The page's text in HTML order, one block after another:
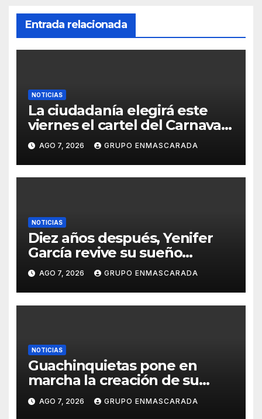
Entrada relacionada
NOTICIAS
La ciudadanía elegirá este
viernes el cartel del Carnaval
de Las Palmas de Gran
Canaria 2027 en una gala
retransmitida por Televisión
AGO 7, 2026 GRUPO ENMASCARADA
NOTICIAS
Diez años después, Yenifer
García revive su sueño
carnavalero en el vídeo de
presentación de San Juan de
la Rambla para el Grand Prix
AGO 7, 2026 GRUPO ENMASCARADA
NOTICIAS
Guachinquietas pone en
marcha la creación de su
repertorio para el Carnaval
2027
AGO 7, 2026 GRUPO ENMASCARADA